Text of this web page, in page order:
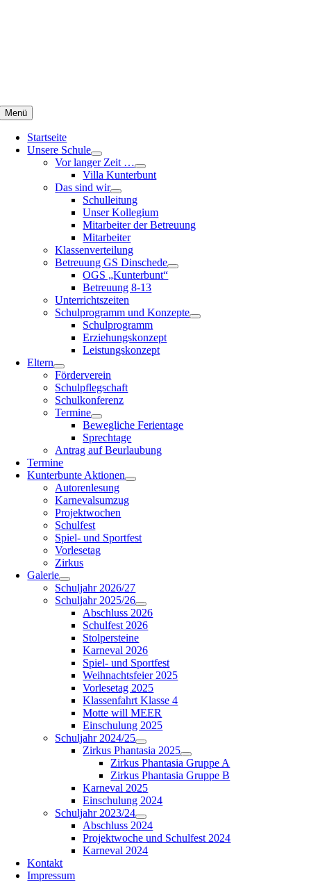
Menü
Startseite
Unsere Schule
Vor langer Zeit …
Villa Kunterbunt
Das sind wir
Schulleitung
Unser Kollegium
Mitarbeiter der Betreuung
Mitarbeiter
Klassenverteilung
Betreuung GS Dinschede
OGS „Kunterbunt“
Betreuung 8-13
Unterrichtszeiten
Schulprogramm und Konzepte
Schulprogramm
Erziehungskonzept
Leistungskonzept
Eltern
Förderverein
Schulpflegschaft
Schulkonferenz
Termine
Bewegliche Ferientage
Sprechtage
Antrag auf Beurlaubung
Termine
Kunterbunte Aktionen
Autorenlesung
Karnevalsumzug
Projektwochen
Schulfest
Spiel- und Sportfest
Vorlesetag
Zirkus
Galerie
Schuljahr 2026/27
Schuljahr 2025/26
Abschluss 2026
Schulfest 2026
Stolpersteine
Karneval 2026
Spiel- und Sportfest
Weihnachtsfeier 2025
Vorlesetag 2025
Klassenfahrt Klasse 4
Motte will MEER
Einschulung 2025
Schuljahr 2024/25
Zirkus Phantasia 2025
Zirkus Phantasia Gruppe A
Zirkus Phantasia Gruppe B
Karneval 2025
Einschulung 2024
Schuljahr 2023/24
Abschluss 2024
Projektwoche und Schulfest 2024
Karneval 2024
Kontakt
Impressum